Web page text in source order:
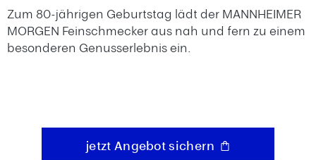
Zum 80-jährigen Geburtstag lädt der MANNHEIMER
MORGEN Feinschmecker aus nah und fern zu einem
besonderen Genusserlebnis ein.
jetzt Angebot sichern